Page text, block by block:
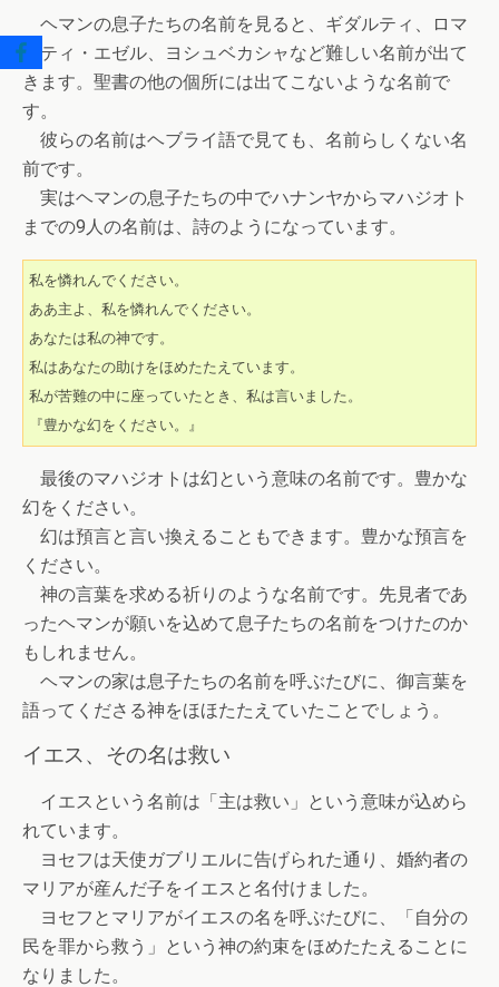
ヘマンの息子たちの名前を見ると、ギダルティ、ロマ
ムティ・エゼル、ヨシュベカシャなど難しい名前が出て
きます。聖書の他の個所には出てこないような名前で
す。
彼らの名前はヘブライ語で見ても、名前らしくない名
前です。
実はヘマンの息子たちの中でハナンヤからマハジオト
までの9人の名前は、詩のようになっています。
私を憐れんでください。
ああ主よ、私を憐れんでください。
あなたは私の神です。
私はあなたの助けをほめたたえています。
私が苦難の中に座っていたとき、私は言いました。
『豊かな幻をください。』
最後のマハジオトは幻という意味の名前です。豊かな
幻をください。
幻は預言と言い換えることもできます。豊かな預言を
ください。
神の言葉を求める祈りのような名前です。先見者であ
ったヘマンが願いを込めて息子たちの名前をつけたのか
もしれません。
ヘマンの家は息子たちの名前を呼ぶたびに、御言葉を
語ってくださる神をほほたたえていたことでしょう。
イエス、その名は救い
イエスという名前は「主は救い」という意味が込めら
れています。
ヨセフは天使ガブリエルに告げられた通り、婚約者の
マリアが産んだ子をイエスと名付けました。
ヨセフとマリアがイエスの名を呼ぶたびに、「自分の
民を罪から救う」という神の約束をほめたたえることに
なりました。